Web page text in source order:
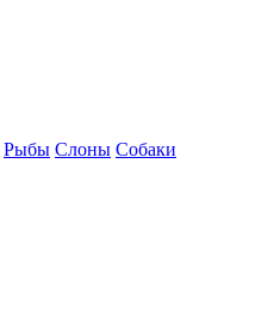
Рыбы Слоны Собаки